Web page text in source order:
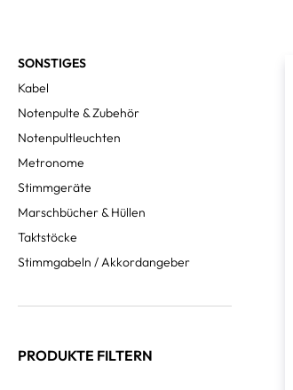
SONSTIGES
Kabel
Notenpulte & Zubehör
Notenpultleuchten
Metronome
Stimmgeräte
Marschbücher & Hüllen
Taktstöcke
Stimmgabeln / Akkordangeber
PRODUKTE FILTERN